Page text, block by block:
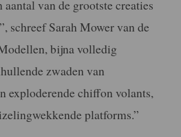
van de grootste creaties
schreef Sarah Mower van de
bijna volledig
zwaden van
exploderende chiffon volants,
platforms.”